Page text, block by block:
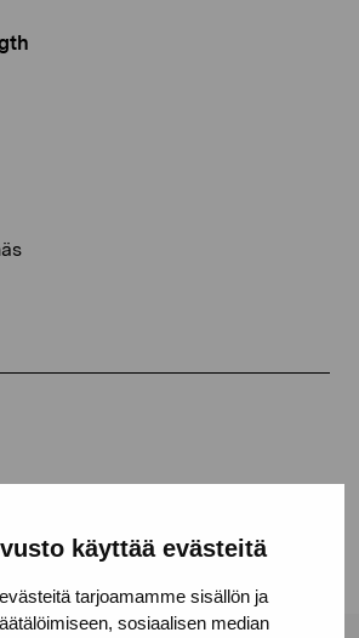
käyttää evästeitä
tarjoamamme sisällön ja
sosiaalisen median